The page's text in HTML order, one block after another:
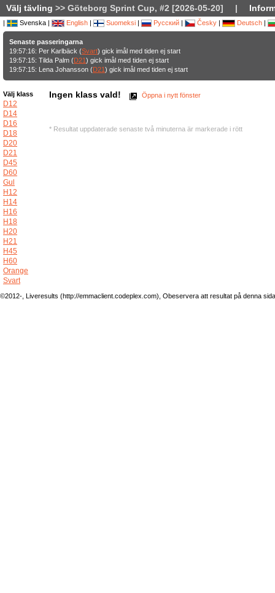
Välj tävling >> Göteborg Sprint Cup, #2 [2026-05-20] |
| Svenska | English | Suomeksi | Русский | Česky | Deutsch |
Senaste passeringarna
19:57:16: Per Karlbäck (Svart) gick imål med tiden ej start
19:57:15: Tilda Palm (D21) gick imål med tiden ej start
19:57:15: Lena Johansson (D21) gick imål med tiden ej start
Välj klass
D12
D14
D16
D18
D20
D21
D45
D60
Gul
H12
H14
H16
H18
H20
H21
H45
H60
Orange
Svart
Ingen klass vald! Öppna i nytt fönster
* Resultat uppdaterade senaste två minuterna är markerade i rött
©2012-, Liveresults (http://emmaclient.codeplex.com), Obeservera att resultat på denna